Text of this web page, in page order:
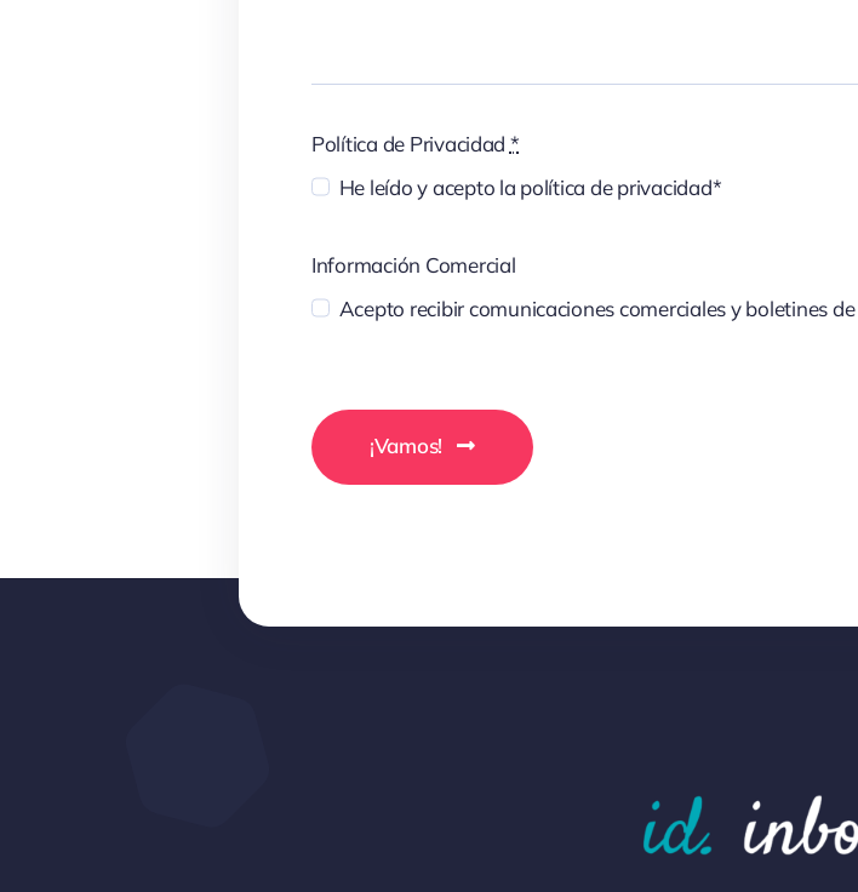
Política de Privacidad *
He leído y acepto la política de privacidad*
Información Comercial
Acepto recibir comunicaciones comerciales y boletines
¡Vamos!